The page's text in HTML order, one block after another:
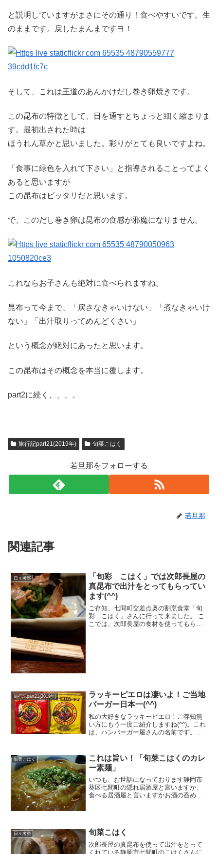
と説明していますがまさにその通り！食べやすいです。生
のままです。戻したまんまですヨ！
そして、これは王道のあんかけだし巻き卵焼きです。
この昆布の特徴として、日を通すとちょっと細く縮まりま
す。最初出された時は
ほうれん草かと思いました。彩りがとても良いですよね。
「食事に緑色を入れて下さい」と指導されることってよく
あると思いますが
この昆布はピッタリだと思います。
で、このだし巻き卵は昆布の食感が邪魔になりません。
これならお子さんも絶対に食べられますね。
昆布って今まで、「戻さなきゃいけない」「煮なきゃいけ
ない」「出汁取りってめんどくさい」
という概念が絶対にあったと思います。
この昆布はその概念を本当に覆します。
part2に続く、、、。
旅行記part21(2019年) 旬菜こはく
若旦那をフォローする
若旦那
関連記事
日々考察
「旬彩 こはく」では次郎長屋の
真昆布で出汁をとってもらってい
ます(^^)
ご存知、七間町交差点奥の割烹食堂「旬
彩 こはく」さんに行って来ました。 こ
こでは、次郎長屋の食材を使ってもらっ
旅行記part21(2019年)
ラッキーピエロは凄いよ！ご当地
バーガー日本一(^^)
私の大好きなラッキーピエロ！ご存知無
い方にもう一度ご紹介しますね(^^)。これ
は、ハンバーガー屋さんの名前です。し
村でもお店を出すと思ったら大間違
い！！従業員の皆さんも...
旬菜こはく
これは旨い！「旬菜こはくのカレ
ー素麺」
いつも、お世話になっております静岡市
葵区七間町の隠れ居酒屋と言いますか、
食べる居酒屋と言いますかお酒の呑める
ぁ、そうでしょう！うちの昆布...
日々考察 旬菜こはく
次郎長屋の真昆布を使って出汁をとって
くれている静岡市七間町のこはくさんに